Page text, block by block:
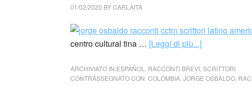
01/02/2020 BYCARLAITA
centro cultural tina … [Leggi di più...]
ARCHIVIATO IN:ESPAÑOL RACCONTI BREVI SCRITTORI
CONTRASSEGNATO CON:COLOMBIA JORGE OSBALDO